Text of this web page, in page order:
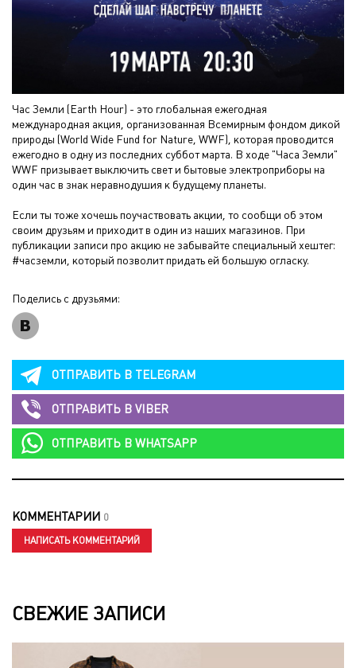
Час Земли (Earth Hour) - это глобальная ежегодная
международная акция, организованная Всемирным фондом дикой
природы (World Wide Fund for Nature, WWF), которая проводится
ежегодно в одну из последних суббот марта. В ходе "Часа Земли"
WWF призывает выключить свет и бытовые электроприборы на
один час в знак неравнодушия к будущему планеты.
Если ты тоже хочешь поучаствовать акции, то сообщи об этом
своим друзьям и приходит в один из наших магазинов. При
публикации записи про акцию не забывайте специальный хештег:
#часземли, который позволит придать ей большую огласку.
Поделись с друзьями:
ОТПРАВИТЬ В TELEGRAM
ОТПРАВИТЬ В VIBER
ОТПРАВИТЬ В WHATSAPP
КОММЕНТАРИИ 0
НАПИСАТЬ КОММЕНТАРИЙ
СВЕЖИЕ ЗАПИСИ